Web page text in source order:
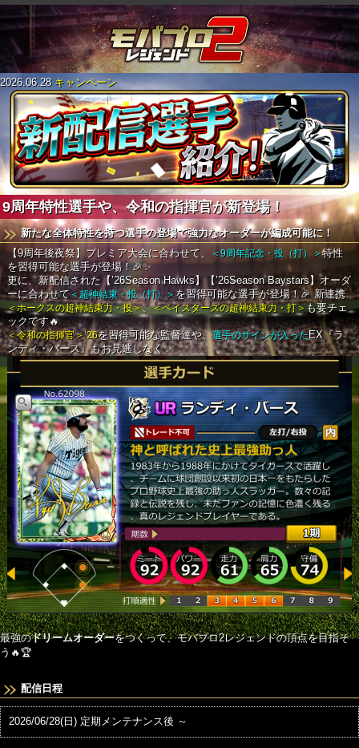
2026.06.28 キャンペーン
9周年特性選手や、令和の指揮官が新登場！
新たな全体特性を持つ選手の登場で強力なオーダーが編成可能に！
【9周年後夜祭】プレミア大会に合わせて、 ＜9周年記念・投（打）＞特性
を習得可能な選手が登場！🎉✨
更に、新配信された【’26Season Hawks】【’26Season Baystars】オーダ
ーに合わせて＜超神結束・投（打）＞を習得可能な選手が登場！🎉新連携
＜ホークスの超神結束力・投＞、＜ベイスターズの超神結束力・打＞ も要チェ
ックです🔥
＜令和の指揮官＞’26を習得可能な監督達や、選手のサインが入ったEX『ラ
ンディ・バース』もお見逃しなく✨
最強のドリームオーダーをつくって、モバプロ2レジェンドの頂点を目指そ
う🔥🏆
配信日程
2026/06/28(日) 定期メンテナンス後 ～